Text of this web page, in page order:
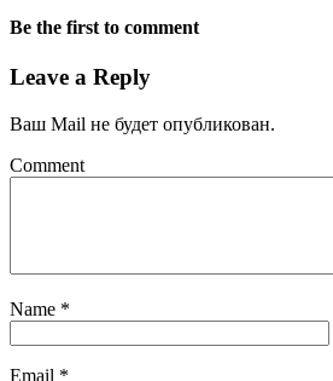
Be the first to comment
Leave a Reply
Ваш Mail не будет опубликован.
Comment
Name *
Email *